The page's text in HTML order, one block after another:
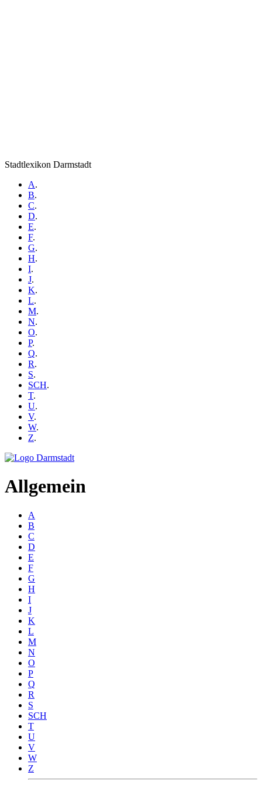
Stadtlexikon Darmstadt
A.
B.
C.
D.
E.
F.
G.
H.
I.
J.
K.
L.
M.
N.
O.
P.
Q.
R.
S.
SCH.
T.
U.
V.
W.
Z.
Allgemein
A
B
C
D
E
F
G
H
I
J
K
L
M
N
O
P
Q
R
S
SCH
T
U
V
W
Z